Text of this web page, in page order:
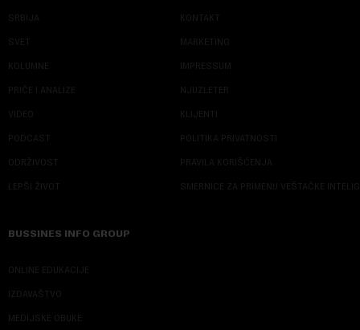
SRBIJA
SVET
KOLUMNE
PRIČE I ANALIZE
VIDEO
PODCAST
ODRŽIVOST
LEPŠI ŽIVOT
KONTAKT
MARKETING
IMPRESSUM
NJUZLETER
KLIJENTI
POLITIKA PRIVATNOSTI
PRAVILA KORIŠĆENJA
SMERNICE ZA PRIMENU VEŠTAČKE
BUSSINES INFO GROUP
ONLINE EDUKACIJE
IZDAVAŠTVO
MEDIJSKE OBUKE